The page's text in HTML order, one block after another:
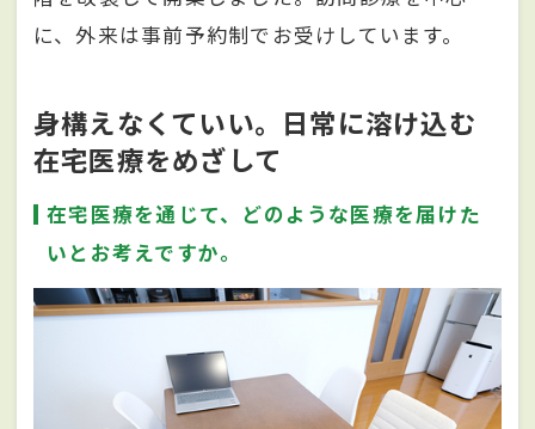
に、外来は事前予約制でお受けしています。
身構えなくていい。日常に溶け込む
在宅医療をめざして
在宅医療を通じて、どのような医療を届けた
いとお考えですか。